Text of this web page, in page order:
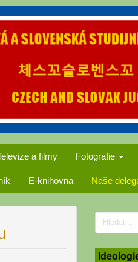
a filmy Fotografie
E-knihovna Naše
for: